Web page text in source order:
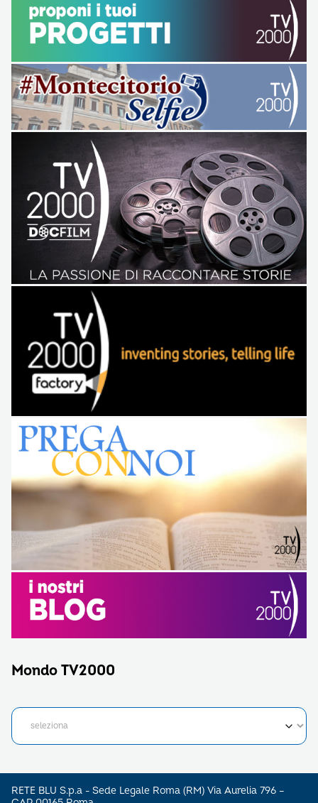
Mondo TV2000
RETE BLU S.p.a - Sede Legale Roma (RM) Via Aurelia 796 –